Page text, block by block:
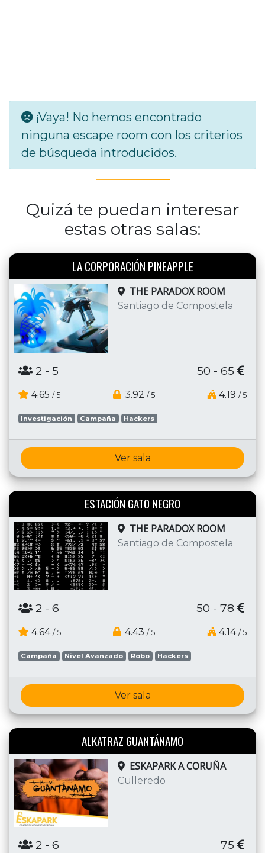
¡Vaya! No hemos encontrado
ninguna escape room con los criterios
de búsqueda introducidos.
Quizá te puedan interesar
estas otras salas:
LA CORPORACIÓN PINEAPPLE
THE PARADOX ROOM
Santiago de Compostela
2 - 5 50 - 65
4.65 / 5 3.92 / 5 4.19 / 5
Investigación Campaña Hackers
Ver sala
ESTACIÓN GATO NEGRO
THE PARADOX ROOM
Santiago de Compostela
2 - 6 50 - 78
4.64 / 5 4.43 / 5 4.14 / 5
Campaña Nivel Avanzado Robo Hackers
Ver sala
ALKATRAZ GUANTÁNAMO
ESKAPARK A CORUÑA
Culleredo
2 - 6 75